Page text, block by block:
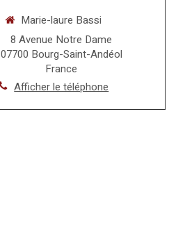
Marie-laure Bassi
8 Avenue Notre Dame
07700 Bourg-Saint-Andéol
France
Afficher le téléphone